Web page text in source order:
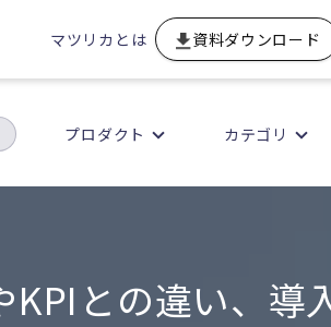
マツリカとは 資料ダウンロード
プロダクト カテゴリ
KPIとの違い、導